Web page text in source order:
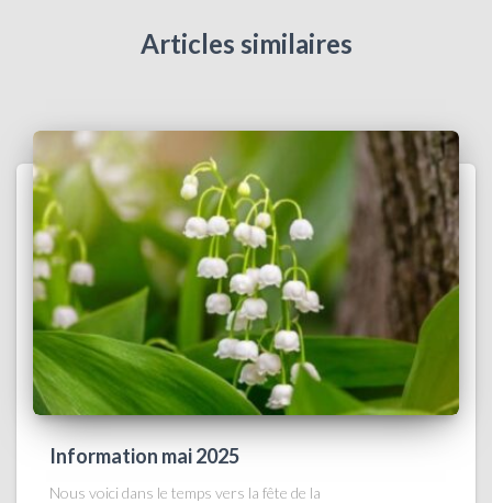
Articles similaires
Information mai 2025
Nous voici dans le temps vers la fête de la